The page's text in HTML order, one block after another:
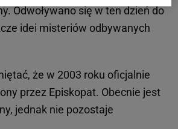
Odwoływano się w ten dzień do
idei misteriów odbywanych
że w 2003 roku oficjalnie
przez Episkopat. Obecnie jest
jednak nie pozostaje